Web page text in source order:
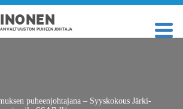
PUHEENJOHTAJA
puheenjohtajana – Syyskokous Järki-